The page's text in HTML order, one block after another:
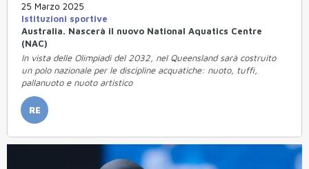
25 Marzo 2025
Istituzioni sportive
Australia. Nascerà il nuovo National Aquatics Centre
(NAC)
In vista delle Olimpiadi del 2032, nel Queensland sarà costruito
un polo nazionale per le discipline acquatiche: nuoto, tuffi,
pallanuoto e nuoto artistico
RE